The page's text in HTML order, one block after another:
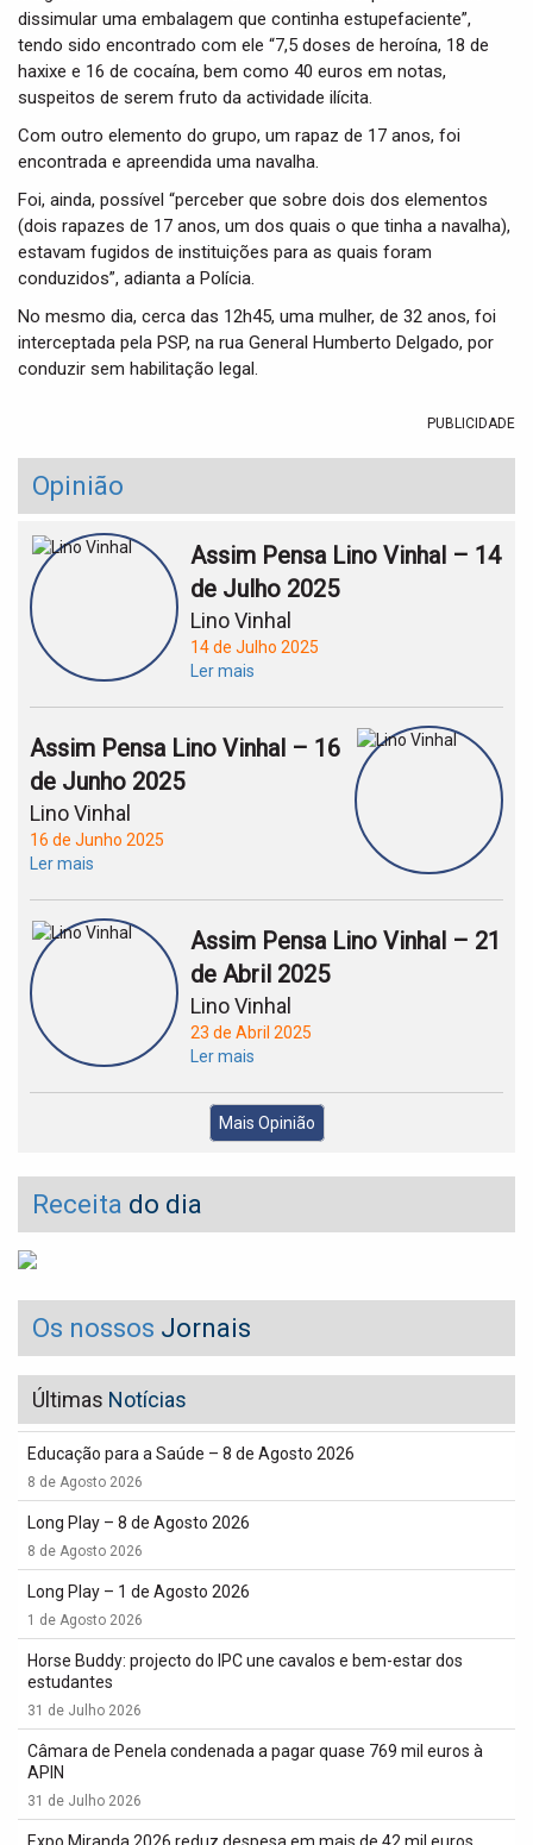
dissimular uma embalagem que continha estupefaciente”,
tendo sido encontrado com ele “7,5 doses de heroína, 18 de
haxixe e 16 de cocaína, bem como 40 euros em notas,
suspeitos de serem fruto da actividade ilícita.
Com outro elemento do grupo, um rapaz de 17 anos, foi
encontrada e apreendida uma navalha.
Foi, ainda, possível “perceber que sobre dois dos elementos
(dois rapazes de 17 anos, um dos quais o que tinha a navalha),
estavam fugidos de instituições para as quais foram
conduzidos”, adianta a Polícia.
No mesmo dia, cerca das 12h45, uma mulher, de 32 anos, foi
interceptada pela PSP, na rua General Humberto Delgado, por
conduzir sem habilitação legal.
PUBLICIDADE
Opinião
Assim Pensa Lino Vinhal – 14
de Julho 2025
Lino Vinhal
14 de Julho 2025
Ler mais
Assim Pensa Lino Vinhal – 16
de Junho 2025
Lino Vinhal
16 de Junho 2025
Ler mais
Assim Pensa Lino Vinhal – 21
de Abril 2025
Lino Vinhal
23 de Abril 2025
Ler mais
Mais Opinião
Receita do dia
Os nossos Jornais
Últimas Notícias
Educação para a Saúde – 8 de Agosto 2026
8 de Agosto 2026
Long Play – 8 de Agosto 2026
8 de Agosto 2026
Long Play – 1 de Agosto 2026
1 de Agosto 2026
Horse Buddy: projecto do IPC une cavalos e bem-estar dos
estudantes
31 de Julho 2026
Câmara de Penela condenada a pagar quase 769 mil euros à
APIN
31 de Julho 2026